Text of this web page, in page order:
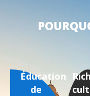
Éducation
de